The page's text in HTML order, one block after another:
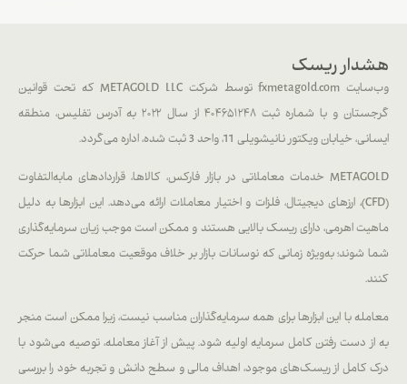
هشدار ریسک
وب‌سایت fxmetagold.com توسط شرکت METAGOLD LLC که تحت قوانین
گرجستان و با شماره ثبت ۴۰۴۶۵۱۲۴۸ از سال ۲۰۲۲ به آدرس تفلیس، منطقه
ایسانی، خیابان ویکتور نانیشویلی 11، واحد 3 ثبت شده، اداره می‌گردد.
METAGOLD خدمات معاملاتی در بازار فارکس، کالاها، قراردادهای مابه‌التفاوت
(CFD)، ارزهای دیجیتال، فلزات و اختیار معاملات ارائه می‌دهد. این ابزارها به دلیل
ماهیت اهرمی، دارای ریسک بالایی هستند و ممکن است موجب زیان سرمایه‌گذاری
شما شوند؛ به‌ویژه زمانی که نوسانات بازار بر خلاف موقعیت معاملاتی شما حرکت
کنند.
معامله با این ابزارها برای همه سرمایه‌گذاران مناسب نیست، زیرا ممکن است منجر
به از دست رفتن کامل سرمایه اولیه شود. پیش از آغاز معامله، توصیه می‌شود با
درک کامل از ریسک‌های موجود، اهداف مالی و سطح دانش و تجربه خود را بررسی